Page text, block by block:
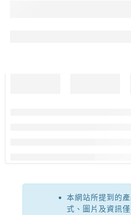
本網站所提到的
式、圖片及資訊